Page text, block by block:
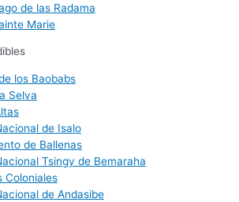
de las Radama
Marie
los Baobabs
Selva
de Isalo
de Ballenas
Tsingy de Bemaraha
Coloniales
de Andasibe